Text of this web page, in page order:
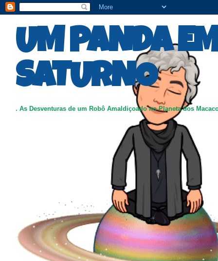
UM PANDA
SATURNO
. As Desventuras de um Robô Amaldiçoado no Planeta dos